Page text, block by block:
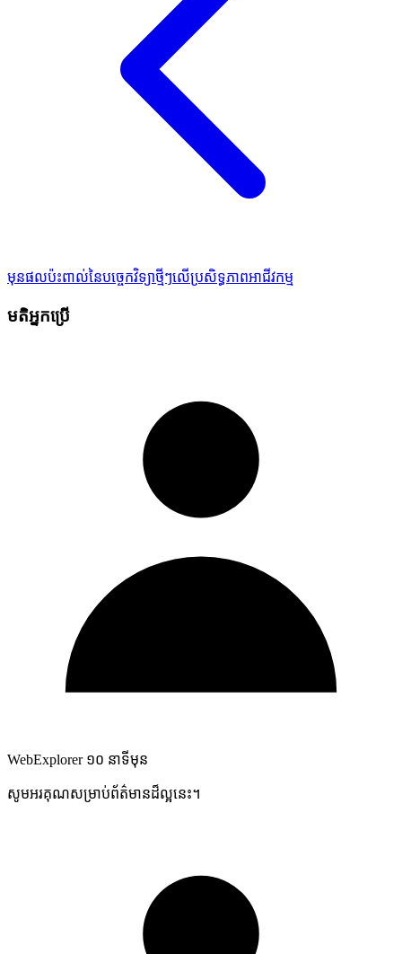
មុនផលប៉ះពាល់នៃបច្ចេកវិទ្យាថ្មីៗលើប្រសិទ្ធភាពអាជីវកម្ម
មតិអ្នកប្រើ
WebExplorer ១០ នាទីមុន
សូមអរគុណសម្រាប់ព័ត៌មានដ៏ល្អនេះ។